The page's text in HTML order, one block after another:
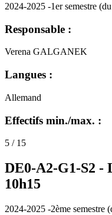
2024-2025 -1er semestre
Responsable :
Verena GALGANEK
Langues :
Allemand
Effectifs min./max. :
5 / 15
DE0-A2-G1-S2 -
10h15
2024-2025 -2ème semestre